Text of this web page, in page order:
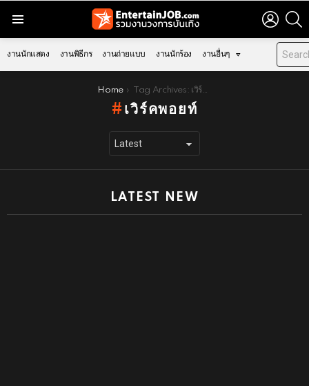
LOGIN
งานนักแสดง งานพิธีกร งานถ่ายแบบ งานนักร้อง งานอื่นๆ
Home Tag Archives: เวิร์คพอยท์
เวิร์คพอยท์
LATEST NEW